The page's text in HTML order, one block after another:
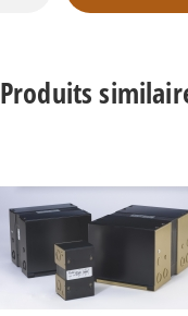
Produits